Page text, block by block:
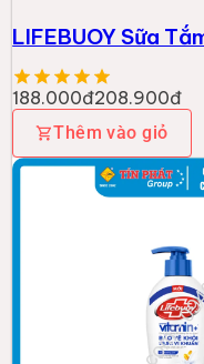
LIFEBUOY Sữa
188.000đ208.900đ
Thêm vào giỏ